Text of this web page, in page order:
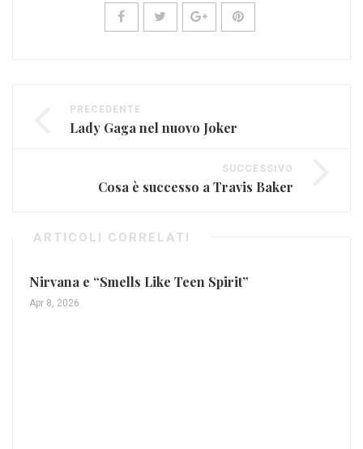
PRECEDENTE
Lady Gaga nel nuovo Joker
SUCCESSIVO
Cosa è successo a Travis Baker
ARTICOLI CORRELATI
Nirvana e “Smells Like Teen Spirit”
Apr 8, 2026